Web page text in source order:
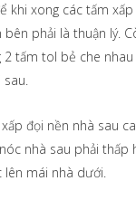
khi xong các tấm
phải là thuận lý.
2 tấm tol bẻ che
sau.
nền nhà sau cao
nhà sau phải thấp
lên mái nhà dưới.